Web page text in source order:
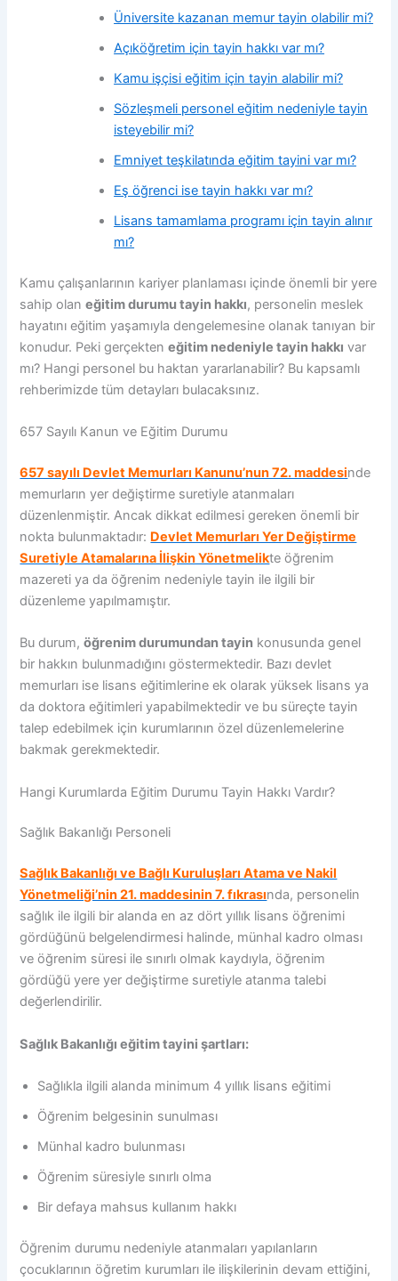
Üniversite kazanan memur tayin olabilir mi?
Açıköğretim için tayin hakkı var mı?
Kamu işçisi eğitim için tayin alabilir mi?
Sözleşmeli personel eğitim nedeniyle tayin
isteyebilir mi?
Emniyet teşkilatında eğitim tayini var mı?
Eş öğrenci ise tayin hakkı var mı?
Lisans tamamlama programı için tayin alınır
mı?
Kamu çalışanlarının kariyer planlaması içinde önemli bir yere
sahip olaneğitim durumu tayin hakkı, personelin meslek
hayatını eğitim yaşamıyla dengelemesine olanak tanıyan bir
konudur. Peki gerçekteneğitim nedeniyle tayin hakkı var
mı? Hangi personel bu haktan yararlanabilir? Bu kapsamlı
rehberimizde tüm detayları bulacaksınız.
657 Sayılı Kanun ve Eğitim Durumu
657 sayılı Devlet Memurları Kanunu’nun 72. maddesinde
memurların yer değiştirme suretiyle atanmaları
düzenlenmiştir. Ancak dikkat edilmesi gereken önemli bir
nokta bulunmaktadır: Devlet Memurları Yer Değiştirme
Suretiyle Atamalarına İlişkin Yönetmelikte öğrenim
mazereti ya da öğrenim nedeniyle tayin ile ilgili bir
düzenleme yapılmamıştır.
Bu durum,öğrenim durumundan tayin konusunda genel
bir hakkın bulunmadığını göstermektedir. Bazı devlet
memurları ise lisans eğitimlerine ek olarak yüksek lisans ya
da doktora eğitimleri yapabilmektedir ve bu süreçte tayin
talep edebilmek için kurumlarının özel düzenlemelerine
bakmak gerekmektedir.
Hangi Kurumlarda Eğitim Durumu Tayin Hakkı Vardır?
Sağlık Bakanlığı Personeli
Sağlık Bakanlığı ve Bağlı Kuruluşları Atama ve Nakil
Yönetmeliği’nin 21. maddesinin 7. fıkrasında, personelin
sağlık ile ilgili bir alanda en az dört yıllık lisans öğrenimi
gördüğünü belgelendirmesi halinde, münhal kadro olması
ve öğrenim süresi ile sınırlı olmak kaydıyla, öğrenim
gördüğü yere yer değiştirme suretiyle atanma talebi
değerlendirilir.
Sağlık Bakanlığı eğitim tayini şartları:
Sağlıkla ilgili alanda minimum 4 yıllık lisans eğitimi
Öğrenim belgesinin sunulması
Münhal kadro bulunması
Öğrenim süresiyle sınırlı olma
Bir defaya mahsus kullanım hakkı
Öğrenim durumu nedeniyle atanmaları yapılanların
çocuklarının öğretim kurumları ile ilişkilerinin devam ettiğini,